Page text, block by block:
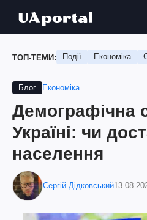
ТОП-ТЕМИ: Події Економіка
Блог Економіка
Демографічна
Україні: чи
населення
Сергій Дідковський